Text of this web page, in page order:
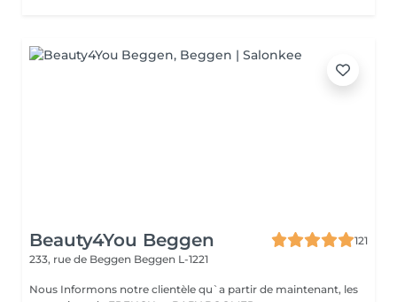
Beauty4You Beggen
121
233, rue de Beggen Beggen L-1221
Nous Informons notre clientèle qu`a partir de maintenant, les